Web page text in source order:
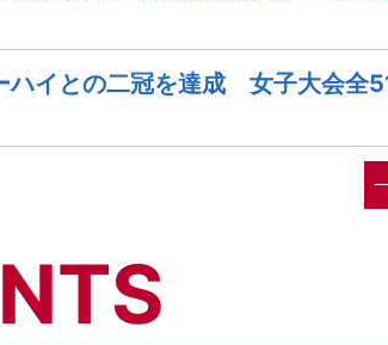
イとの二冠を達成 女子大会全